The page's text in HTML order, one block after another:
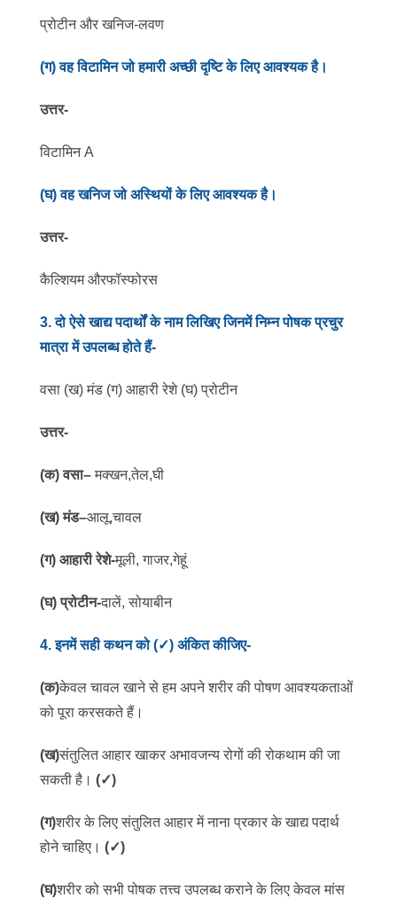
प्रोटीन और खनिज-लवण
(ग) वह विटामिन जो हमारी अच्छी दृष्टि के लिए आवश्यक है।
उत्तर-
विटामिन A
(घ) वह खनिज जो अस्थियों के लिए आवश्यक है।
उत्तर-
कैल्शियम औरफॉस्फोरस
3. दो ऐसे खाद्य पदार्थों के नाम लिखिए जिनमें निम्न पोषक प्रचुर
मात्रा में उपलब्ध होते हैं-
वसा (ख) मंड (ग) आहारी रेशे (घ) प्रोटीन
उत्तर-
(क) वसा–मक्खन,तेल,घी
(ख) मंड–आलू,चावल
(ग) आहारी रेशे-मूली, गाजर,गेहूं
(घ) प्रोटीन-दालें, सोयाबीन
4. इनमें सही कथन को (✓) अंकित कीजिए-
(क)केवल चावल खाने से हम अपने शरीर की पोषण आवश्यकताओं
को पूरा करसकते हैं।
(ख)संतुलित आहार खाकर अभावजन्य रोगों की रोकथाम की जा
सकती है। (✓)
(ग)शरीर के लिए संतुलित आहार में नाना प्रकार के खाद्य पदार्थ
होने चाहिए। (✓)
(घ)शरीर को सभी पोषक तत्त्व उपलब्ध कराने के लिए केवल मांस